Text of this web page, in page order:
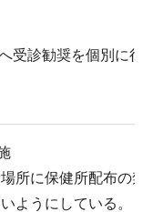
受診勧奨を個別に行
場所に保健所配布の
ようにしている。